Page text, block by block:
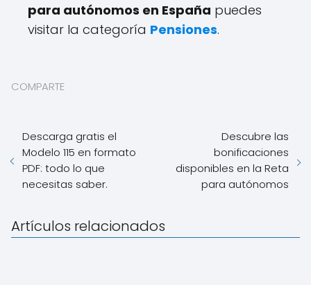
para autónomos en España puedes
visitar la categoría Pensiones.
COMPARTE
Descarga gratis el
Modelo 115 en formato
PDF: todo lo que
necesitas saber.
Descubre las
bonificaciones
disponibles en la Reta
para autónomos
Artículos relacionados